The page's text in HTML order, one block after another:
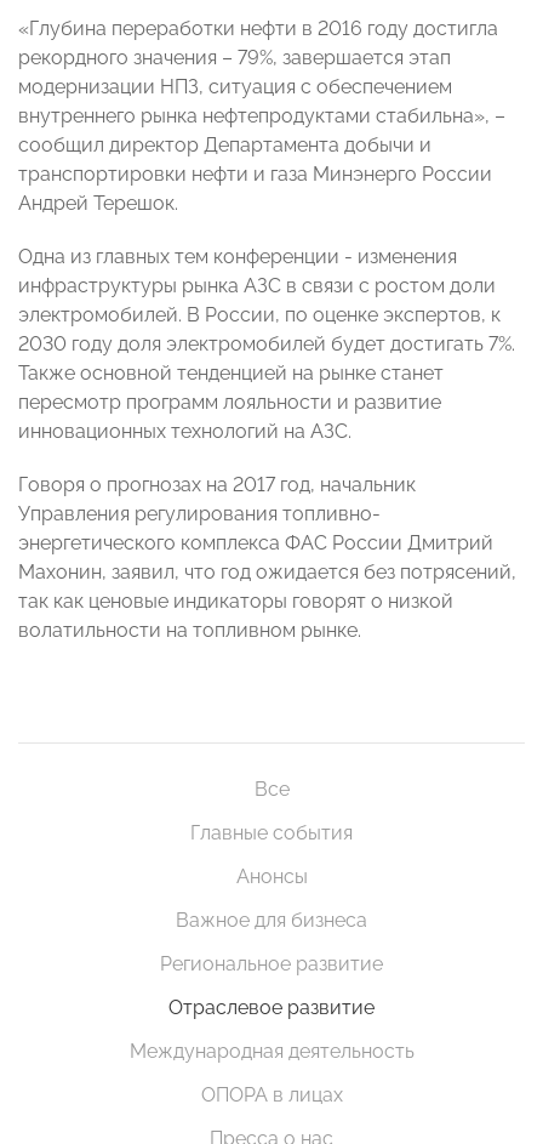
«Глубина переработки нефти в 2016 году достигла
рекордного значения – 79%, завершается этап
модернизации НПЗ, ситуация с обеспечением
внутреннего рынка нефтепродуктами стабильна», –
сообщил директор Департамента добычи и
транспортировки нефти и газа Минэнерго России
Андрей Терешок.
Одна из главных тем конференции - изменения
инфраструктуры рынка АЗС в связи с ростом доли
электромобилей. В России, по оценке экспертов, к
2030 году доля электромобилей будет достигать 7%.
Также основной тенденцией на рынке станет
пересмотр программ лояльности и развитие
инновационных технологий на АЗС.
Говоря о прогнозах на 2017 год, начальник
Управления регулирования топливно-
энергетического комплекса ФАС России Дмитрий
Махонин, заявил, что год ожидается без потрясений,
так как ценовые индикаторы говорят о низкой
волатильности на топливном рынке.
Все
Главные события
Анонсы
Важное для бизнеса
Региональное развитие
Отраслевое развитие
Международная деятельность
ОПОРА в лицах
Пресса о нас